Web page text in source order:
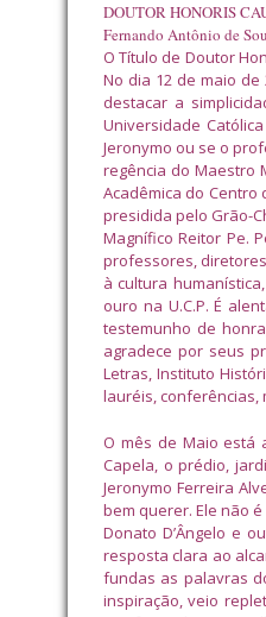
DOUTOR HONORIS
Fernando Antônio de
O Título de Doutor
No dia 12 de maio
destacar a
Universidade
Jeronymo ou se o
regência do Maestro
Acadêmica do
presidida pelo Grão-
Magnífico Reitor Pe.
professores,
à cultura
ouro na U.C.P. É
testemunho de
agradece por seus
Letras, Instituto
lauréis, conferências,
O mês de Maio está
Capela, o prédio,
Jeronymo Ferreira
bem querer. Ele não
Donato D’Ângelo e
resposta clara ao
fundas as palavras
inspiração, veio